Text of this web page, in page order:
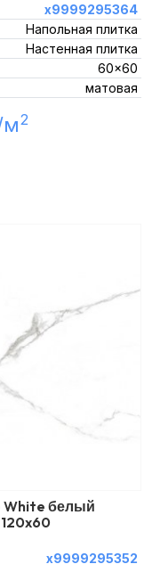
х9999295364
Напольная плитка
Настенная плитка
60x60
матовая
м2
White белый
х9999295352